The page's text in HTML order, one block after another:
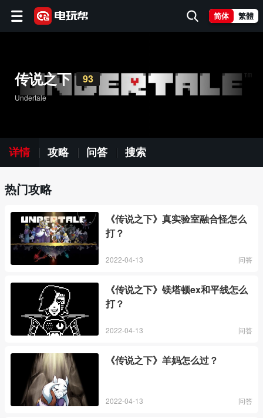
简体 繁體
传说之下 93
Undertale
详情 攻略 问答 搜索
热门攻略
《传说之下》真实验室融合怪怎么
打？
2022-04-13 问答
《传说之下》镁塔顿ex和平线怎么
打？
2022-04-13 问答
《传说之下》羊妈怎么过？
2022-04-13 问答